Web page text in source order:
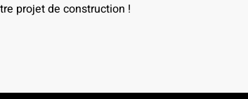
projet de construction !